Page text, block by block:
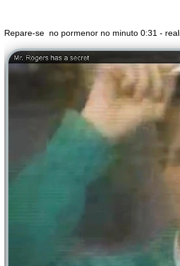
Repare-se no pormenor no minuto 0:31 -